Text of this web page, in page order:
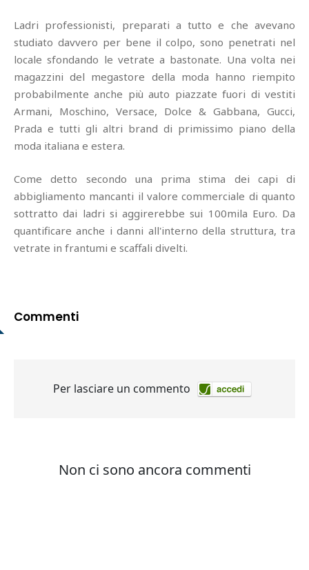
Ladri professionisti, preparati a tutto e che avevano
studiato davvero per bene il colpo, sono penetrati nel
locale sfondando le vetrate a bastonate. Una volta nei
magazzini del megastore della moda hanno riempito
probabilmente anche più auto piazzate fuori di vestiti
Armani, Moschino, Versace, Dolce & Gabbana, Gucci,
Prada e tutti gli altri brand di primissimo piano della
moda italiana e estera.
Come detto secondo una prima stima dei capi di
abbigliamento mancanti il valore commerciale di quanto
sottratto dai ladri si aggirerebbe sui 100mila Euro. Da
quantificare anche i danni all'interno della struttura, tra
vetrate in frantumi e scaffali divelti.
Commenti